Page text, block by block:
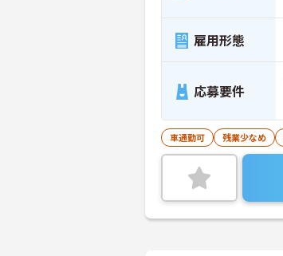
雇用形態
応募要件
車通勤可 残業少なめ